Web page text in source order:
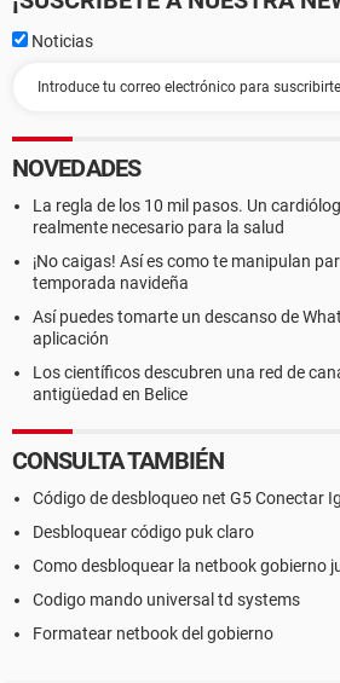
Noticias
NOVEDADES
La regla de los 10 mil pasos. Un
realmente necesario para la salud
¡No caigas! Así es como te manipulan
temporada navideña
Así puedes tomarte un descanso de
aplicación
Los científicos descubren una red de
antigüedad en Belice
CONSULTA TAMBIÉN
Código de desbloqueo net G5 Conectar
Desbloquear código puk claro
Como desbloquear la netbook gobierno
Codigo mando universal td systems
Formatear netbook del gobierno